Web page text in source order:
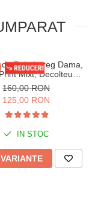
Baie Intreg Dama,
Mixt, Decolteu in
Spate Gol lm079
160,00 RON
125,00 RON
IN STOC